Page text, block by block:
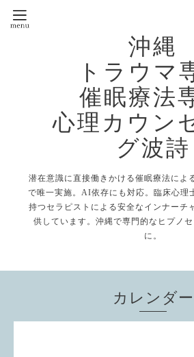
沖縄
トラウマ
催眠療法
心理カウン
グ波詩
潜在意識に直接働きかける催眠療法によ
で唯一実施。AI依存にも対応。臨床心理
持つセラピストによる安全なインナーチ
供しています。沖縄で専門的なヒプノ
に。
カレンダー